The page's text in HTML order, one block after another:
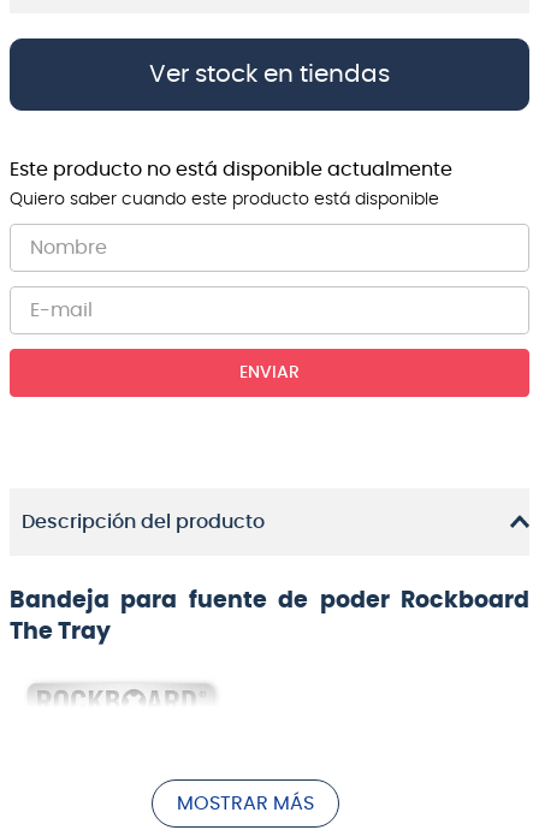
Ver stock en tiendas
Este producto no está disponible actualmente
Quiero saber cuando este producto está disponible
ENVIAR
Descripción del producto
Bandeja para fuente de poder Rockboard
The Tray
MOSTRAR MÁS